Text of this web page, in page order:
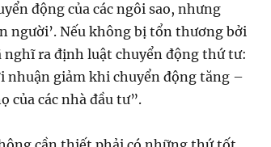
động của các ngôi sao, nhưng
người’. Nếu không bị tổn thương bởi
nghĩ ra định luật chuyển động thứ tư:
nhuận giảm khi chuyển động tăng –
của các nhà đầu tư”.